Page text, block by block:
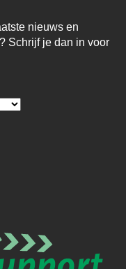
nieuws en
Schrijf je dan in voor